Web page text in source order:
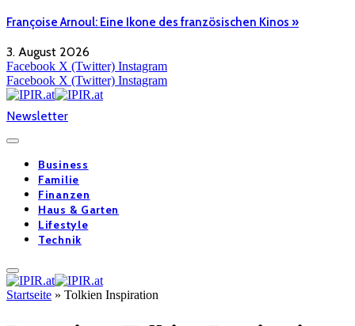
Françoise Arnoul: Eine Ikone des französischen Kinos »
3. August 2026
Facebook X (Twitter) Instagram
Facebook X (Twitter) Instagram
Newsletter
Business
Familie
Finanzen
Haus & Garten
Lifestyle
Technik
Startseite » Tolkien Inspiration